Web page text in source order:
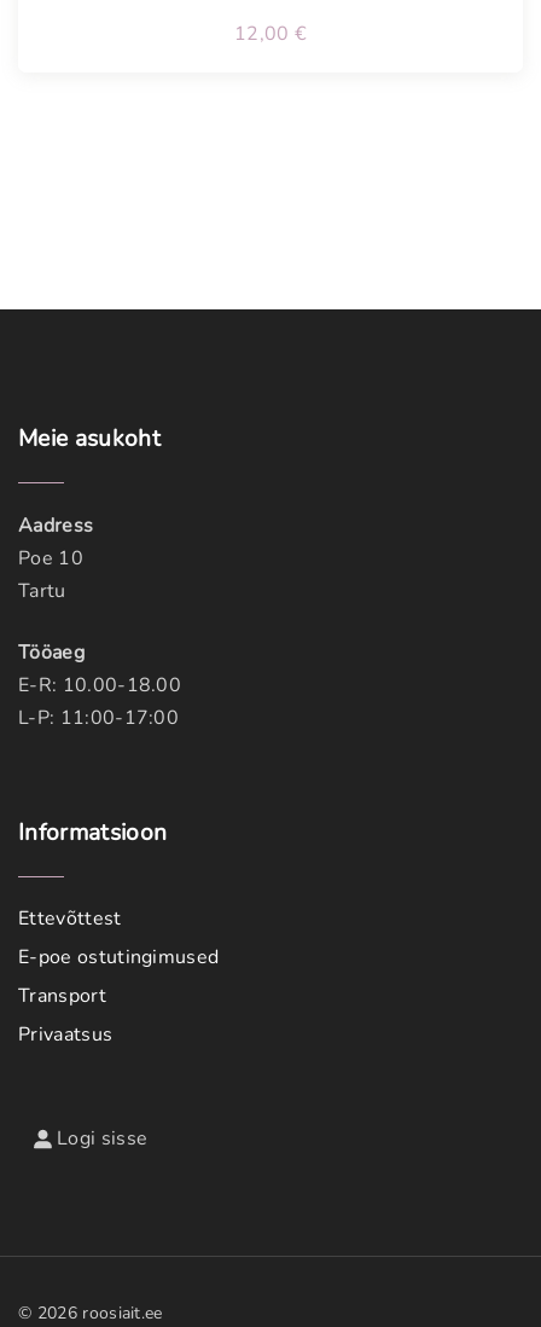
12,00 €
Meie asukoht
Aadress
Poe 10
Tartu
Tööaeg
E-R: 10.00-18.00
L-P: 11:00-17:00
Informatsioon
Ettevõttest
E-poe ostutingimused
Transport
Privaatsus
Logi sisse
© 2026roosiait.ee